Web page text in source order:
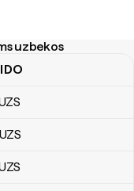
uzbekos
uzbekos
UZS